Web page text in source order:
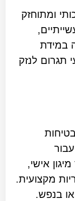
ומתוחזק
במידת
תגרום לנזק
אישי,
מקצועית.
בנפש.